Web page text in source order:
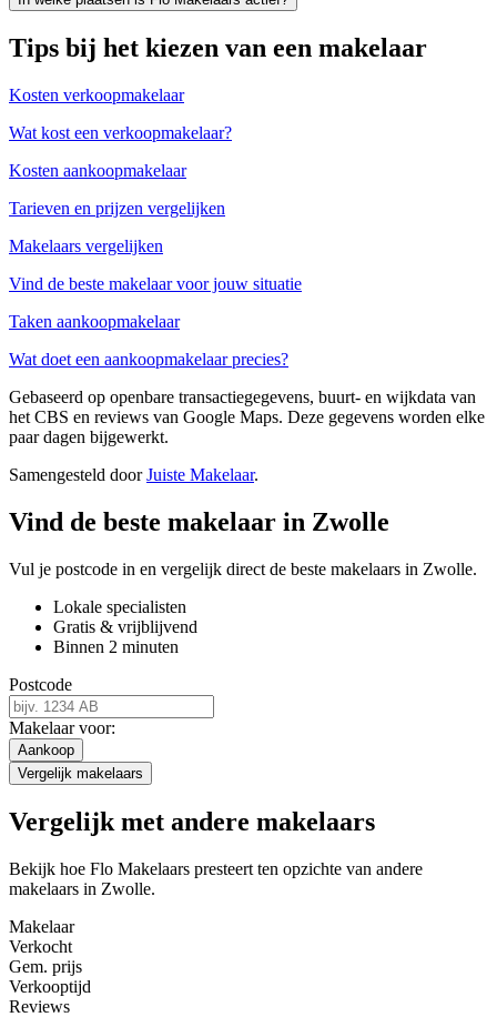
Tips bij het kiezen van een makelaar
Kosten verkoopmakelaar
Wat kost een verkoopmakelaar?
Kosten aankoopmakelaar
Tarieven en prijzen vergelijken
Makelaars vergelijken
Vind de beste makelaar voor jouw situatie
Taken aankoopmakelaar
Wat doet een aankoopmakelaar precies?
Gebaseerd op openbare transactiegegevens, buurt- en wijkdata van
het CBS en reviews van Google Maps. Deze gegevens worden elke
paar dagen bijgewerkt.
Samengesteld doorJuiste Makelaar.
Vind de beste makelaar in Zwolle
Vul je postcode in en vergelijk direct de beste makelaars in Zwolle.
Lokale specialisten
Gratis & vrijblijvend
Binnen 2 minuten
Postcode
Makelaar voor:
Aankoop
Vergelijk makelaars
Vergelijk met andere makelaars
Bekijk hoe Flo Makelaars presteert ten opzichte van andere
makelaars in Zwolle.
Makelaar
Verkocht
Gem. prijs
Verkooptijd
Reviews